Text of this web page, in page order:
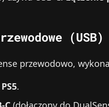
(USB)
przewodowo,
PS5.